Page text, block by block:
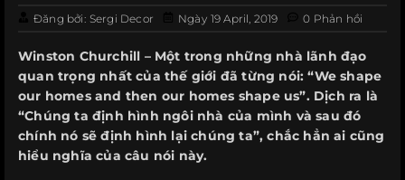
Đăng bởi: Sergi Decor Ngày 19 April, 2019 0 Phản hồi
Winston Churchill – Một trong những nhà lãnh đạo
quan trọng nhất của thế giới đã từng nói: “We shape
our homes and then our homes shape us”. Dịch ra là
“Chúng ta định hình ngôi nhà của mình và sau đó
chính nó sẽ định hình lại chúng ta”, chắc hẳn ai cũng
hiểu nghĩa của câu nói này.